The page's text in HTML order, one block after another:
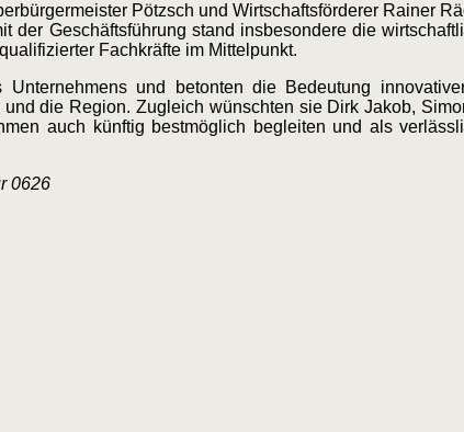
Pötzsch und Wirtschaftsförderer Rainer
der Geschäftsführung stand insbesondere die
Fachkräfte im Mittelpunkt.
und betonten die Bedeutung
die Region. Zugleich wünschten sie Dirk Jakob,
auch künftig bestmöglich begleiten und als